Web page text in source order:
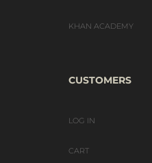
KHAN ACADEMY
CUSTOMERS
LOG IN
CART